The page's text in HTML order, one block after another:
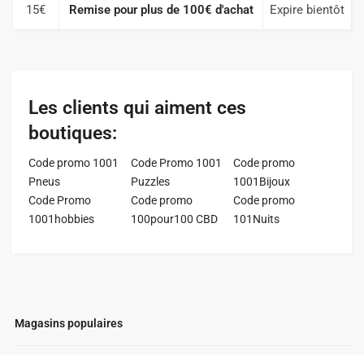
Magasins populaires
15€ Remise pour plus de 100€ d'achat Expire bientôt
Les clients qui aiment ces
boutiques:
Code promo 1001
Pneus
Code Promo 1001
Puzzles
Code promo
1001Bijoux
Code Promo
1001hobbies
Code promo
100pour100 CBD
Code promo
101Nuits